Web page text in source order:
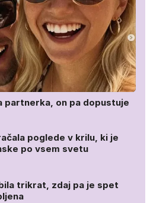
partnerka, on pa dopustuje
poglede v krilu, ki je
po vsem svetu
trikrat, zdaj pa je spet